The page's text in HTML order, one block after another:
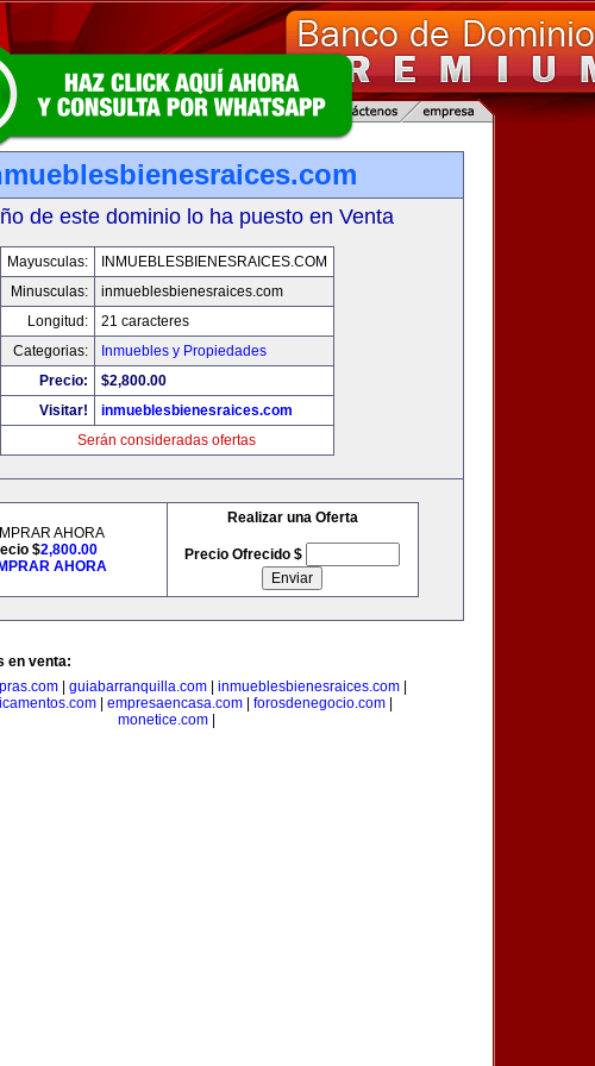
de este dominio lo ha puesto en Venta
Mayusculas:
INMUEBLESBIENESRAICES.COM
Minusculas:
inmueblesbienesraices.com
Longitud:
21 caracteres
Categorias:
Inmuebles y Propiedades
Precio:
$2,800.00
Visitar!
inmueblesbienesraices.com
Serán consideradas ofertas
AHORA
$2,800.00
AHORA
Realizar una Oferta
Precio Ofrecido $
en venta:
guiabarranquilla.com inmueblesbienesraices.com
| empresaencasa.com| forosdenegocio.com|
monetice.com